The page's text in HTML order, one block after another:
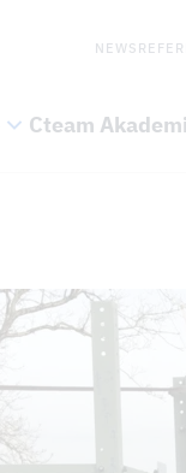
Cteam
NEWS